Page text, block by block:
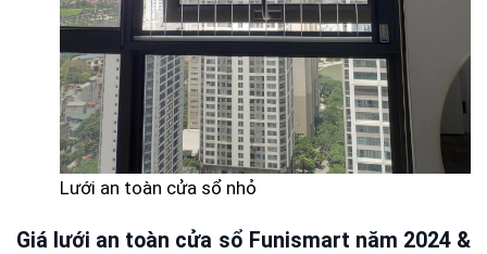
Lưới an toàn cửa sổ nhỏ
Giá lưới an toàn cửa sổ Funismart năm 2024 &